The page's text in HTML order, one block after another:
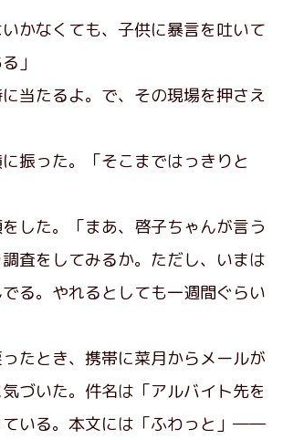
いかなくても、子供に暴言を吐いて
」
に当たるよ。で、その現場を押さえ
振った。「そこまではっきりと
した。「まあ、啓子ちゃんが言う
査をしてみるか。ただし、いまは
る。やれるとしても一週間ぐらい
たとき、携帯に菜月からメールが
づいた。件名は「アルバイト先を
ている。本文には「ふわっと」――